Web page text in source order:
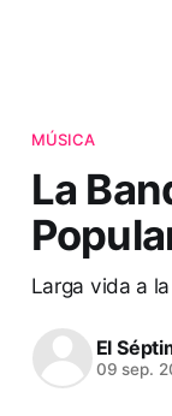
MÚSICA
La
Larga vida a
El
09 sep.